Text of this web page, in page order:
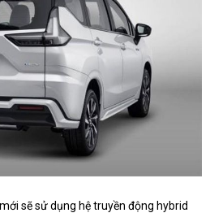
sẽ sử dụng hệ truyền động hybrid